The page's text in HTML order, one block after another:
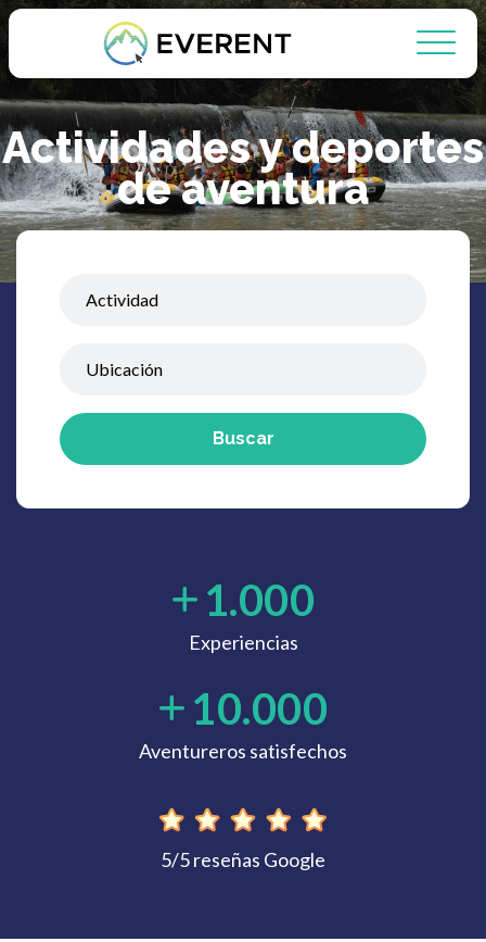
Actividades y deportes
de aventura
Buscar
1.000
Experiencias
10.000
Aventureros satisfechos
5/5 reseñas Google